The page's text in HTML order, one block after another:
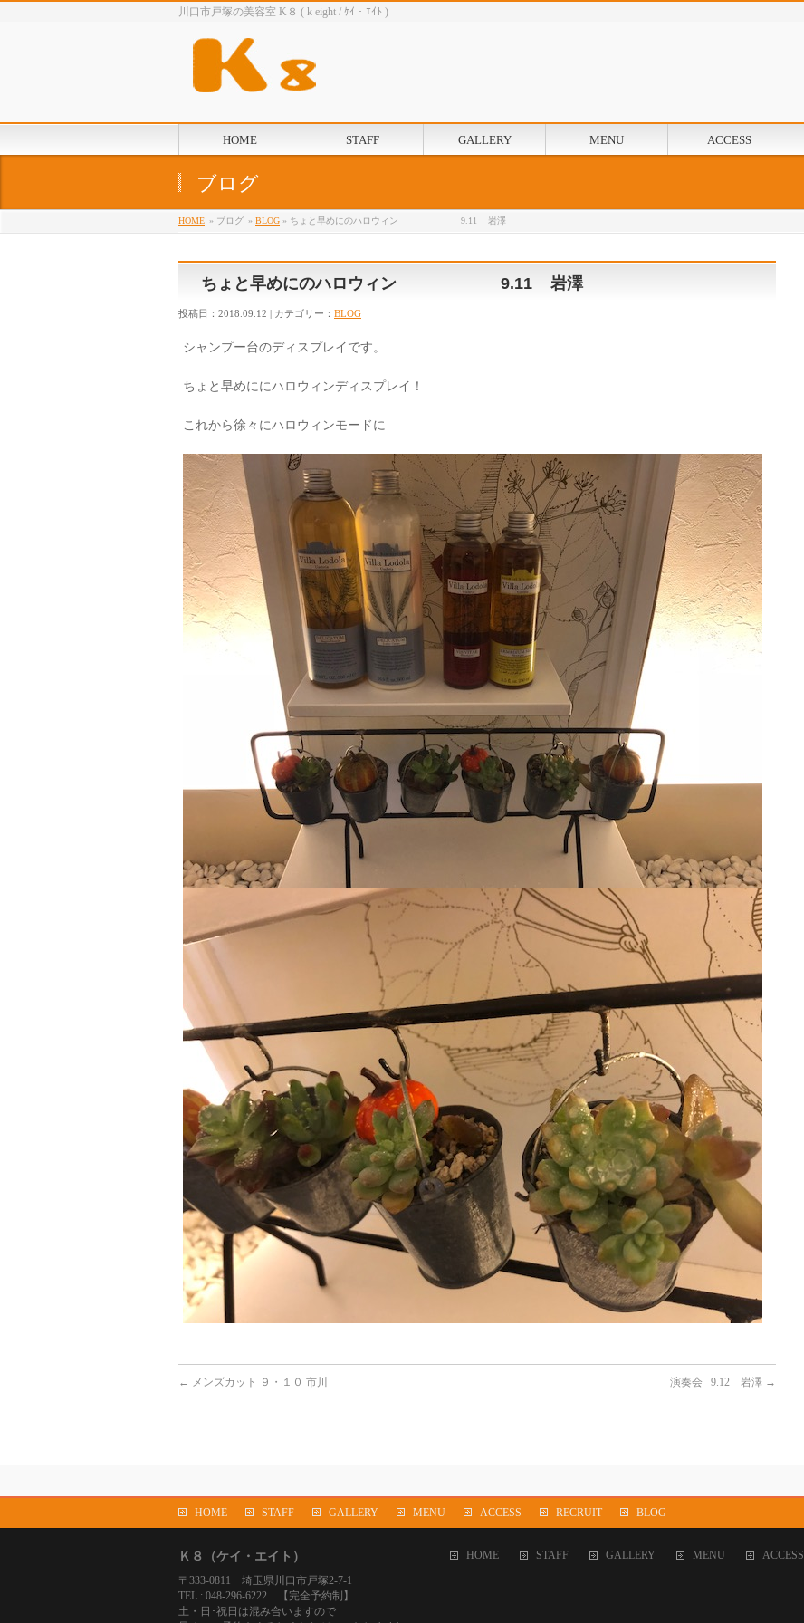
川口市戸塚の美容室 K８ ( k eight / ｹｲ・ｴｲﾄ )
HOME STAFF GALLERY MENU ACCESS
ブログ
HOME » ブログ » BLOG » ちょと早めにのハロウィン 9.11 岩澤
ちょと早めにのハロウィン 9.11 岩澤
投稿日：2018.09.12 | カテゴリー： BLOG
シャンプー台のディスプレイです。
ちょと早めににハロウィンディスプレイ！
これから徐々にハロウィンモードに
← メンズカット ９・１０ 市川 演奏会 9.12 岩澤 →
HOME STAFF GALLERY MENU ACCESS RECRUIT BLOG
Ｋ８（ケイ・エイト）
〒333-0811 埼玉県川口市戸塚2-7-1
TEL : 048-296-6222 【完全予約制】
土・日･祝日は混み合いますので
HOME STAFF GALLERY MENU ACCESS